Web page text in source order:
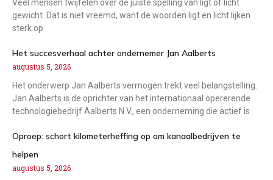
Veel mensen twijfelen over de juiste spelling van ligt of licht
gewicht. Dat is niet vreemd, want de woorden ligt en licht lijken
sterk op
Het succesverhaal achter ondernemer Jan Aalberts
augustus 5, 2026
Het onderwerp Jan Aalberts vermogen trekt veel belangstelling.
Jan Aalberts is de oprichter van het internationaal opererende
technologiebedrijf Aalberts N.V., een onderneming die actief is
Oproep: schort kilometerheffing op om kanaalbedrijven te
helpen
augustus 5, 2026